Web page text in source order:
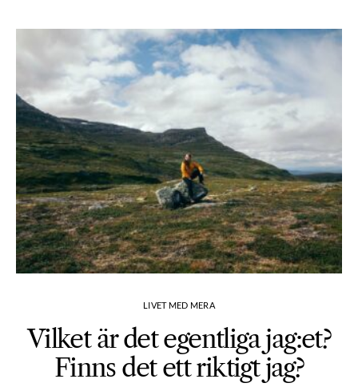
LIVET MED MERA
Vilket är det egentliga jag:et?
Finns det ett riktigt jag?